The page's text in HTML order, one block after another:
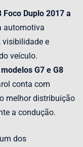
Foco Duplo 2017 a
automotiva
visibilidade e
veículo.
G7 e G8
conta com
melhor distribuição
a condução.
dos